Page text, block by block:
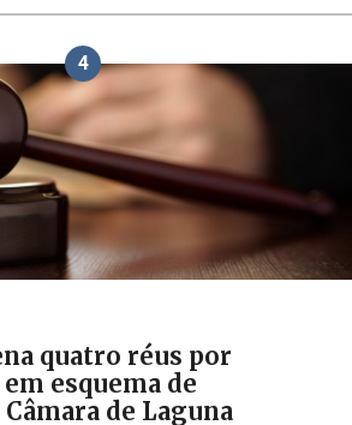
4
quatro réus por
esquema de
de Laguna